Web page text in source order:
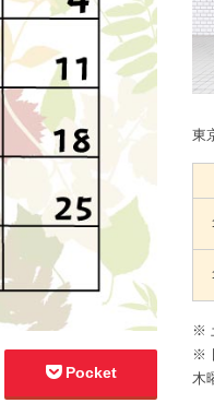
Pocket
東
※
※
木